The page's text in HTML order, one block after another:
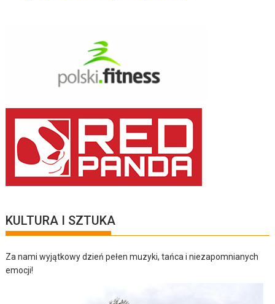
KULTURA I SZTUKA
Za nami wyjątkowy dzień pełen muzyki, tańca i niezapomnianych
emocji!